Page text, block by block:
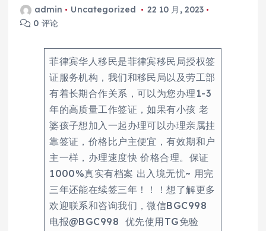
admin Uncategorized
22 10 月, 2023
0 评论
菲律宾华人移民是菲律宾移民局授权签
证服务机构，我们和移民局以及劳工部
有着长期合作关系，可以为您办理1-3
年的高质量工作签证，如果有小孩 老
婆孩子想加入一起办理可以办理亲属挂
靠签证，价格比户主便宜，有效期和户
主一样，办理速度快 价格合理。保证
1000%真实有档案 出入境无忧~ 用完
三年还能在续签三年！！！想了解更多
欢迎联系和咨询我们，微信BGC998
电报@BGC998 优先使用TG免验